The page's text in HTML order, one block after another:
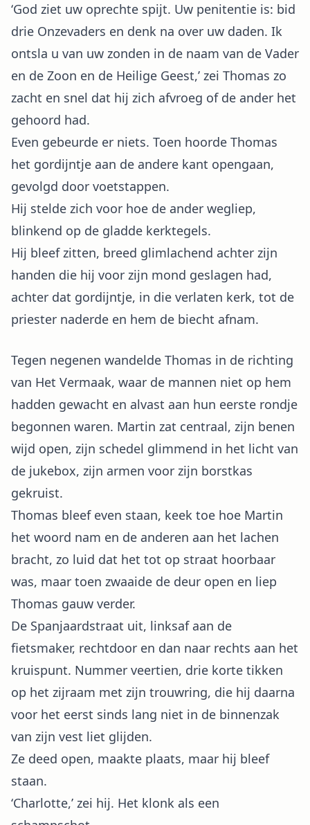
‘God ziet uw oprechte spijt. Uw penitentie is: bid
drie Onzevaders en denk na over uw daden. Ik
ontsla u van uw zonden in de naam van de Vader
en de Zoon en de Heilige Geest,’ zei Thomas zo
zacht en snel dat hij zich afvroeg of de ander het
gehoord had.
Even gebeurde er niets. Toen hoorde Thomas
het gordijntje aan de andere kant opengaan,
gevolgd door voetstappen.
Hij stelde zich voor hoe de ander wegliep,
blinkend op de gladde kerktegels.
Hij bleef zitten, breed glimlachend achter zijn
handen die hij voor zijn mond geslagen had,
achter dat gordijntje, in die verlaten kerk, tot de
priester naderde en hem de biecht afnam.
Tegen negenen wandelde Thomas in de richting
van Het Vermaak, waar de mannen niet op hem
hadden gewacht en alvast aan hun eerste rondje
begonnen waren. Martin zat centraal, zijn benen
wijd open, zijn schedel glimmend in het licht van
de jukebox, zijn armen voor zijn borstkas
gekruist.
Thomas bleef even staan, keek toe hoe Martin
het woord nam en de anderen aan het lachen
bracht, zo luid dat het tot op straat hoorbaar
was, maar toen zwaaide de deur open en liep
Thomas gauw verder.
De Spanjaardstraat uit, linksaf aan de
fietsmaker, rechtdoor en dan naar rechts aan het
kruispunt. Nummer veertien, drie korte tikken
op het zijraam met zijn trouwring, die hij daarna
voor het eerst sinds lang niet in de binnenzak
van zijn vest liet glijden.
Ze deed open, maakte plaats, maar hij bleef
staan.
‘Charlotte,’ zei hij. Het klonk als een